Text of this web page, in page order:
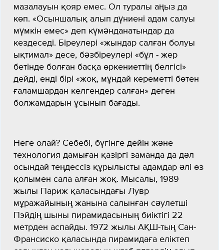
мазалауын қояр емес. Ол туралы аңыз да
көп. «Осыншалық алып дүниені адам салуы
мүмкін емес» деп күмәнданатындар да
кездеседі. Біреулері «жындар салған болуы
ықтимал» десе, бәзбіреулері «бұл - жер
бетінде болған басқа өркениеттің белгісі»
дейді, енді бірі «жоқ, мұндай кереметті бөтен
ғаламшардан келгендер салған» деген
болжамдарын ұсынып бағады.
Неге олай? Себебі, бүгінге дейін және
технология дамыған қазіргі заманда да дәл
осындай теңдессіз құрылысты адамдар әлі өз
қолымен сала алған жоқ. Мысалы, 1989
жылы Париж қаласындағы Лувр
мұражайының жанына салынған сәулетші
Пэйдің шыны пирамидасының биіктігі 22
метрден аспайды. 1972 жылы АҚШ-тың Сан-
Франсиско қаласында пирамидаға еліктеп